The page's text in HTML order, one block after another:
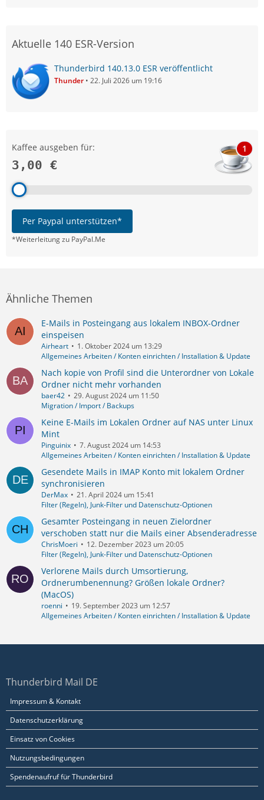
Aktuelle 140 ESR-Version
Thunderbird 140.13.0 ESR veröffentlicht
Thunder 22. Juli 2026 um 19:16
Kaffee ausgeben für:
3,00 €
1
Per Paypal unterstützen*
*Weiterleitung zu PayPal.Me
Ähnliche Themen
E-Mails in Posteingang aus lokalem INBOX-Ordner
einspeisen
Airheart
1. Oktober 2024 um 13:29
Allgemeines Arbeiten / Konten einrichten / Installation & Update
Nach kopie von Profil sind die Unterordner von Lokale
Ordner nicht mehr vorhanden
baer42
29. August 2024 um 11:50
Migration / Import / Backups
Keine E-Mails im Lokalen Ordner auf NAS unter Linux
Mint
Pinguinix
7. August 2024 um 14:53
Allgemeines Arbeiten / Konten einrichten / Installation & Update
Gesendete Mails in IMAP Konto mit lokalem Ordner
synchronisieren
DerMax
21. April 2024 um 15:41
Filter (Regeln), Junk-Filter und Datenschutz-Optionen
Gesamter Posteingang in neuen Zielordner
verschoben statt nur die Mails einer Absenderadresse
ChrisMoeri
12. Dezember 2023 um 20:05
Filter (Regeln), Junk-Filter und Datenschutz-Optionen
Verlorene Mails durch Umsortierung,
Ordnerumbenennung? Größen lokale Ordner?
(MacOS)
roenni
19. September 2023 um 12:57
Allgemeines Arbeiten / Konten einrichten / Installation & Update
Thunderbird Mail DE
Impressum & Kontakt
Datenschutzerklärung
Einsatz von Cookies
Nutzungsbedingungen
Spendenaufruf für Thunderbird